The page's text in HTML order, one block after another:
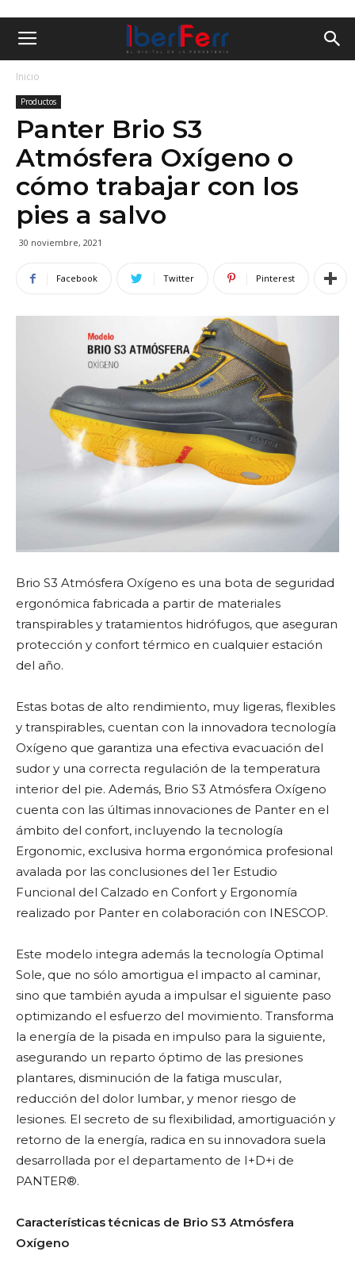
Inicio
Productos
Panter Brio S3
Atmósfera Oxígeno o
cómo trabajar con los
pies a salvo
30 noviembre, 2021
Facebook Twitter Pinterest
Brio S3 Atmósfera Oxígeno es una bota de seguridad
ergonómica fabricada a partir de materiales
transpirables y tratamientos hidrófugos, que aseguran
protección y confort térmico en cualquier estación
del año.
Estas botas de alto rendimiento, muy ligeras, flexibles
y transpirables, cuentan con la innovadora tecnología
Oxígeno que garantiza una efectiva evacuación del
sudor y una correcta regulación de la temperatura
interior del pie. Además, Brio S3 Atmósfera Oxígeno
cuenta con las últimas innovaciones de Panter en el
ámbito del confort, incluyendo la tecnología
Ergonomic, exclusiva horma ergonómica profesional
avalada por las conclusiones del 1er Estudio
Funcional del Calzado en Confort y Ergonomía
realizado por Panter en colaboración con INESCOP.
Este modelo integra además la tecnología Optimal
Sole, que no sólo amortigua el impacto al caminar,
sino que también ayuda a impulsar el siguiente paso
optimizando el esfuerzo del movimiento. Transforma
la energía de la pisada en impulso para la siguiente,
asegurando un reparto óptimo de las presiones
plantares, disminución de la fatiga muscular,
reducción del dolor lumbar, y menor riesgo de
lesiones. El secreto de su flexibilidad, amortiguación y
retorno de la energía, radica en su innovadora suela
desarrollada por el departamento de I+D+i de
PANTER®.
Características técnicas de Brio S3 Atmósfera
Oxígeno